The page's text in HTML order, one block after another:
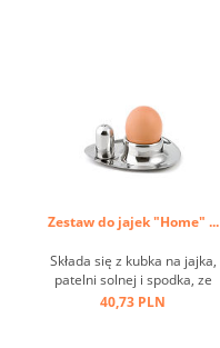
Zestaw do jajek "Home" ...
Składa się z kubka na jajka,
patelni solnej i spodka, ze
stali nierdzewnej ...
40,73 PLN